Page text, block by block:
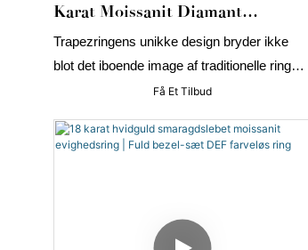
Karat Moissanit Diamant
Damering
Trapezringens unikke design bryder ikke
blot det iboende image af traditionelle ringe,
men tiltrækker også mange unge
med sine rene og kraftfulde linjer.
Få Et Tilbud